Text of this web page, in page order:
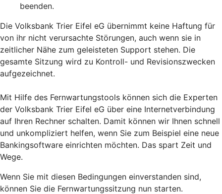
beenden.
Die Volksbank Trier Eifel eG übernimmt keine Haftung für
von ihr nicht verursachte Störungen, auch wenn sie in
zeitlicher Nähe zum geleisteten Support stehen. Die
gesamte Sitzung wird zu Kontroll- und Revisionszwecken
aufgezeichnet.
Mit Hilfe des Fernwartungstools können sich die Experten
der Volksbank Trier Eifel eG über eine Internetverbindung
auf Ihren Rechner schalten. Damit können wir Ihnen schnell
und unkompliziert helfen, wenn Sie zum Beispiel eine neue
Bankingsoftware einrichten möchten. Das spart Zeit und
Wege.
Wenn Sie mit diesen Bedingungen einverstanden sind,
können Sie die Fernwartungssitzung nun starten.